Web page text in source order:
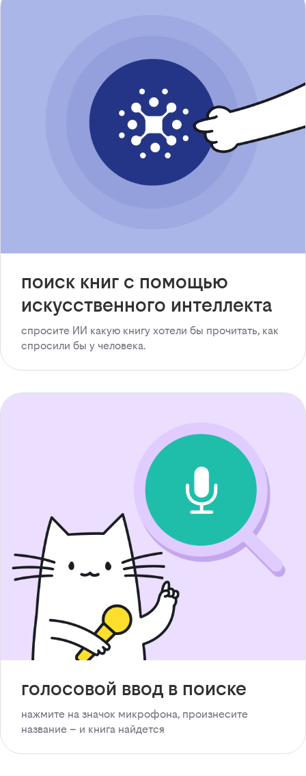
поиск книг с помощью
искусственного интеллекта
спросите ИИ какую книгу хотели бы прочитать, как
спросили бы у человека.
голосовой ввод в поиске
нажмите на значок микрофона, произнесите
название – и книга найдется